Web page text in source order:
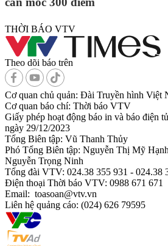
THỜI BÁO VTV
Theo dõi báo trên
Cơ quan chủ quản: Đài Truyền hình Việt
Cơ quan báo chí: Thời báo VTV
Giấy phép hoạt động báo in và báo điện
ngày 29/12/2023
Tổng Biên tập: Vũ Thanh Thủy
Phó Tổng Biên tập: Nguyễn Thị Mỹ
Nguyễn Trọng Ninh
Tổng đài VTV: 024.38 355 931 - 024.38
Ðiện thoại Thời báo VTV: 0988 671 671
Email: toasoan@vtv.vn
Liên hệ quảng cáo: (024) 626 79595